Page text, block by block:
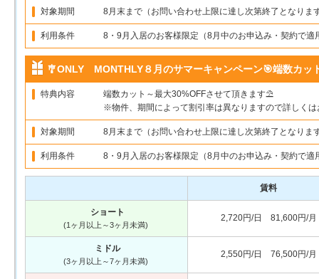
対象期間 8月末まで（お問い合わせ上限に達し次第終了となりま
利用条件 8・9月入居のお客様限定（8月中のお申込み・契約で適
🎐ONLY MONTHLY８月のサマーキャンペーン🎯端数カッ
特典内容
端数カット～最大30%OFFさせて頂きます⛱️
※物件、期間によって割引率は異なりますので詳しく
対象期間 8月末まで（お問い合わせ上限に達し次第終了となりま
利用条件 8・9月入居のお客様限定（8月中のお申込み・契約で適
賃料
ショート
(1ヶ月以上～3ヶ月未満)
2,720円/日 81,600円/月
ミドル
(3ヶ月以上～7ヶ月未満)
2,550円/日 76,500円/月